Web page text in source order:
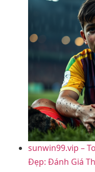
sunwin99.vip –
Đẹp: Đánh Giá